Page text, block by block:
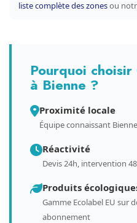
liste complète des zonesou
Pourquoi
à Bienne ?
Proximité locale
Équipe connaissant
Réactivité
Devis 24h, intervention
Produits
Gamme Ecolabel EU sur
abonnement